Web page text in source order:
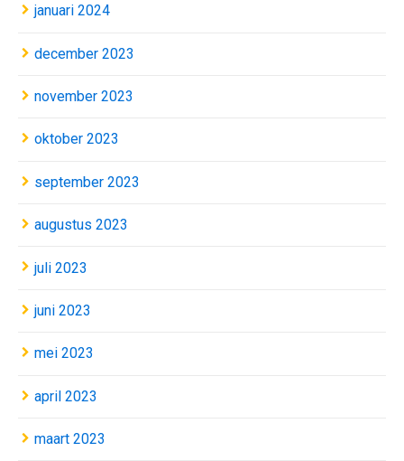
januari 2024
december 2023
november 2023
oktober 2023
september 2023
augustus 2023
juli 2023
juni 2023
mei 2023
april 2023
maart 2023